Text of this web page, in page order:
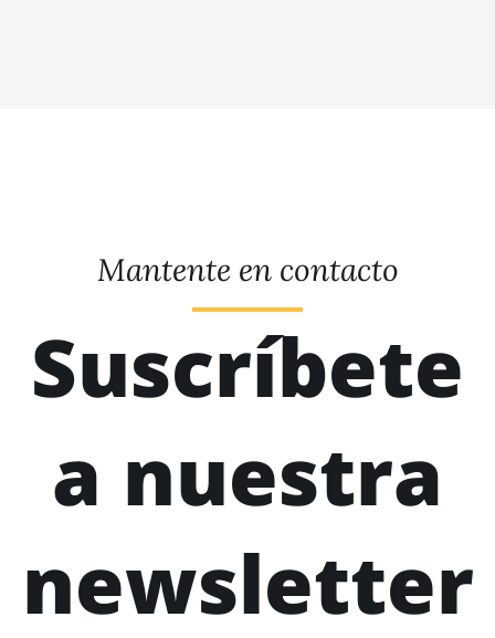
Mantente en contacto
Suscríbete
a nuestra
newsletter